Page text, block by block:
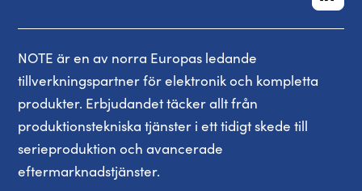
NOTE är en av norra Europas ledande
tillverkningspartner för elektronik och kompletta
produkter. Erbjudandet täcker allt från
produktionstekniska tjänster i ett tidigt skede till
serieproduktion och avancerade
eftermarknadstjänster.